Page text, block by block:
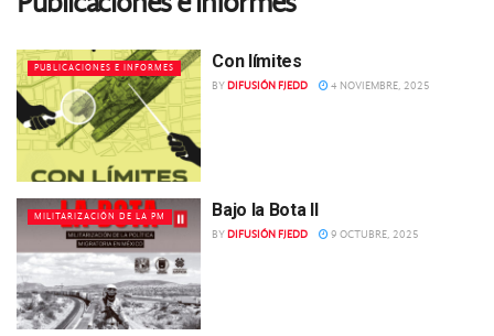
PUBLICACIONES E INFORMES Con límites
BY DIFUSIÓN FJEDD 4 NOVIEMBRE, 2025
MILITARIZACIÓN DE LA PM Bajo la Bota II
BY DIFUSIÓN FJEDD 9 OCTUBRE, 2025